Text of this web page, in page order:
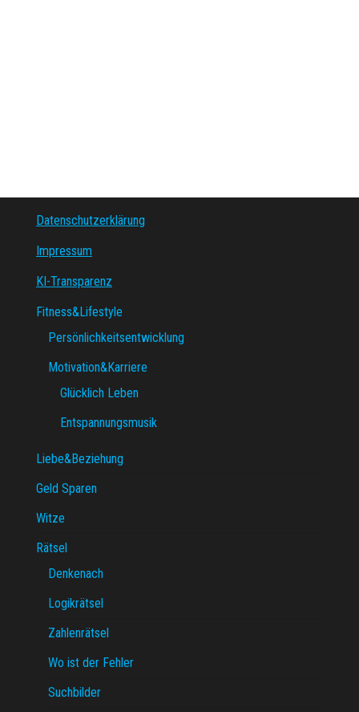
Datenschutzerklärung
Impressum
KI-Transparenz
Fitness&Lifestyle
Persönlichkeitsentwicklung
Motivation&Karriere
Glücklich Leben
Entspannungsmusik
Liebe&Beziehung
Geld Sparen
Witze
Rätsel
Denkenach
Logikrätsel
Zahlenrätsel
Wo ist der Fehler
Suchbilder